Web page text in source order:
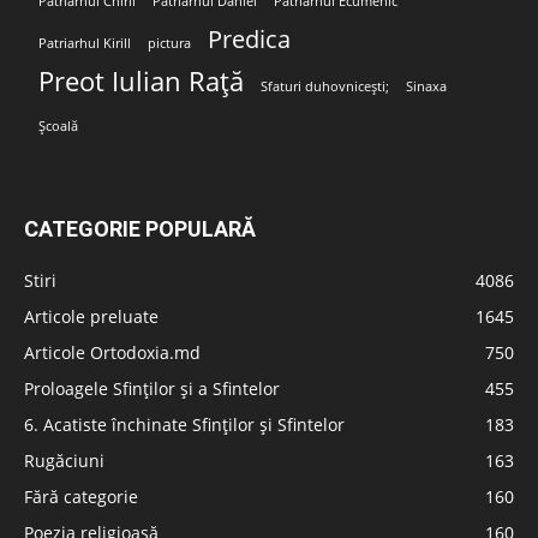
Patriarhul Kirill pictura Predica
Preot Iulian Rață Sfaturi duhovnicești; Sinaxa
Școală
CATEGORIE POPULARĂ
Stiri
4086
Articole preluate
1645
Articole Ortodoxia.md
750
Proloagele Sfinților și a Sfintelor
455
6. Acatiste închinate Sfinților și Sfintelor
183
Rugăciuni
163
Fără categorie
160
Poezia religioasă
160